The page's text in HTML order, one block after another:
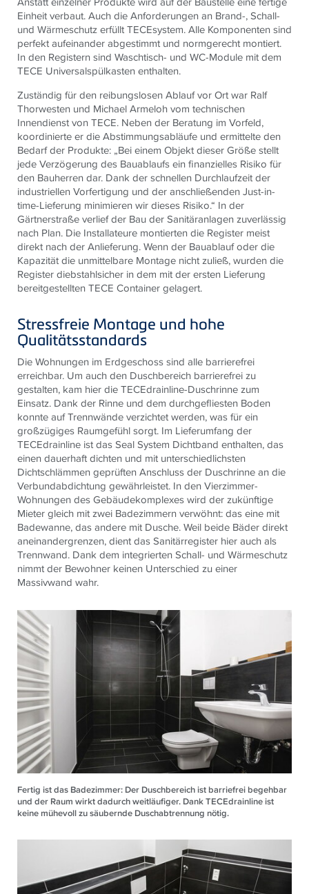
Einheit verbaut. Auch die Anforderungen an Brand-, Schall-
und Wärmeschutz erfüllt TECEsystem. Alle Komponenten sind
perfekt aufeinander abgestimmt und normgerecht montiert.
In den Registern sind Waschtisch- und WC-Module mit dem
TECE Universalspülkasten enthalten.
Zuständig für den reibungslosen Ablauf vor Ort war Ralf
Thorwesten und Michael Armeloh vom technischen
Innendienst von TECE. Neben der Beratung im Vorfeld,
koordinierte er die Abstimmungsabläufe und ermittelte den
Bedarf der Produkte: „Bei einem Objekt dieser Größe stellt
jede Verzögerung des Bauablaufs ein finanzielles Risiko für
den Bauherren dar. Dank der schnellen Durchlaufzeit der
industriellen Vorfertigung und der anschließenden Just-in-
time-Lieferung minimieren wir dieses Risiko.“ In der
Gärtnerstraße verlief der Bau der Sanitäranlagen zuverlässig
nach Plan. Die Installateure montierten die Register meist
direkt nach der Anlieferung. Wenn der Bauablauf oder die
Kapazität die unmittelbare Montage nicht zuließ, wurden die
Register diebstahlsicher in dem mit der ersten Lieferung
bereitgestellten TECE Container gelagert.
Stressfreie Montage und hohe
Qualitätsstandards
Die Wohnungen im Erdgeschoss sind alle barrierefrei
erreichbar. Um auch den Duschbereich barrierefrei zu
gestalten, kam hier die TECEdrainline-Duschrinne zum
Einsatz. Dank der Rinne und dem durchgefliesten Boden
konnte auf Trennwände verzichtet werden, was für ein
großzügiges Raumgefühl sorgt. Im Lieferumfang der
TECEdrainline ist das Seal System Dichtband enthalten, das
einen dauerhaft dichten und mit unterschiedlichsten
Dichtschlämmen geprüften Anschluss der Duschrinne an die
Verbundabdichtung gewährleistet. In den Vierzimmer-
Wohnungen des Gebäudekomplexes wird der zukünftige
Mieter gleich mit zwei Badezimmern verwöhnt: das eine mit
Badewanne, das andere mit Dusche. Weil beide Bäder direkt
aneinandergrenzen, dient das Sanitärregister hier auch als
Trennwand. Dank dem integrierten Schall- und Wärmeschutz
nimmt der Bewohner keinen Unterschied zu einer
Massivwand wahr.
Fertig ist das Badezimmer: Der Duschbereich ist barriefrei begehbar
und der Raum wirkt dadurch weitläufiger. Dank TECEdrainline ist
keine mühevoll zu säubernde Duschabtrennung nötig.